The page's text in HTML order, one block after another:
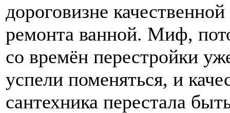
дороговизне
ремонта ванной. Миф,
со времён перестройки
успели поменяться, и
сантехника перестала